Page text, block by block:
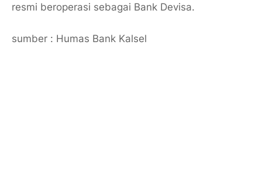
resmi beroperasi sebagai Bank Devisa.
sumber : Humas Bank Kalsel